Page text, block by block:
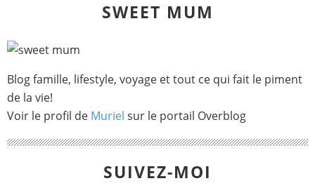
SWEET MUM
Blog famille, lifestyle, voyage et tout ce qui fait le piment
de la vie!
Voir le profil de Muriel sur le portail Overblog
SUIVEZ-MOI